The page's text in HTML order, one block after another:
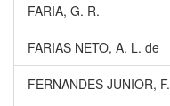
FARIA, G. R.
FARIAS NETO, A. L. de
FERNANDES JUNIOR, F.